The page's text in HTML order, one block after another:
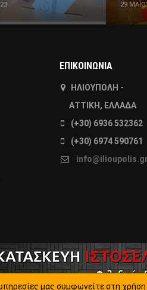
29
ΕΠΙΚΟΙΝΩΝΙΑ
ΗΛΙΟΎΠΟΛΗ -
ΑΤΤΙΚΉ, ΕΛΛΆΔΑ
(+30) 6936 532362
(+30) 6974 590761
info@ilioupolis.gr
μας συμφωνείτε στη